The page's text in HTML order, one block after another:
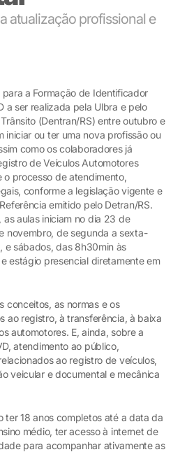
atualização profissional e
a Formação de Identificador
a ser realizada pela Ulbra e pelo
(Dentran/RS) entre outubro e
iniciar ou ter uma nova profissão ou
como os colaboradores já
de Veículos Automotores
o processo de atendimento,
conforme a legislação vigente e
emitido pelo Detran/RS.
aulas iniciam no dia 23 de
novembro, de segunda a sexta-
e sábados, das 8h30min às
estágio presencial diretamente em
conceitos, as normas e os
ao registro, à transferência, à baixa
automotores. E, ainda, sobre a
atendimento ao público,
ao registro de veículos,
veicular e documental e mecânica
ter 18 anos completos até a data da
médio, ter acesso à internet de
para acompanhar ativamente as